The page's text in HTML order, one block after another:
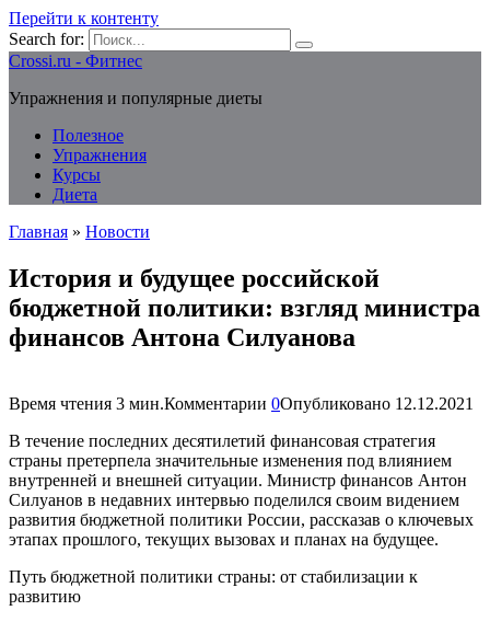
Перейти к контенту
Search for:
Crossi.ru - Фитнес
Упражнения и популярные диеты
Полезное
Упражнения
Курсы
Диета
Главная » Новости
История и будущее российской
бюджетной политики: взгляд министра
финансов Антона Силуанова
Время чтения 3 мин.Комментарии 0Опубликовано 12.12.2021
В течение последних десятилетий финансовая стратегия
страны претерпела значительные изменения под влиянием
внутренней и внешней ситуации. Министр финансов Антон
Силуанов в недавних интервью поделился своим видением
развития бюджетной политики России, рассказав о ключевых
этапах прошлого, текущих вызовах и планах на будущее.
Путь бюджетной политики страны: от стабилизации к
развитию